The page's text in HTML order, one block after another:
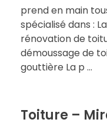
prend en main
spécialisé dans :
rénovation de
démoussage de
gouttière La p ...
Toiture –